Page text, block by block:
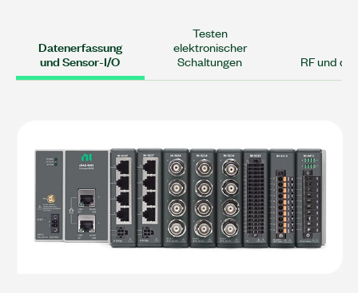
Datenerfassung
und Sensor-I/O
Testen
elektronischer
Schaltungen
RF und